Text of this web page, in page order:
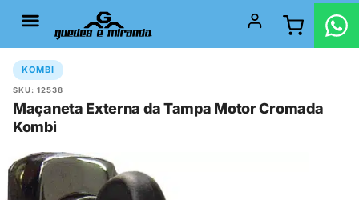
KOMBI
SKU: 12538
Maçaneta Externa da Tampa Motor Cromada
Kombi